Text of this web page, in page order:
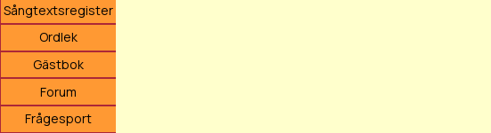
Sångtextsregister
Ordlek
Gästbok
Forum
Frågesport